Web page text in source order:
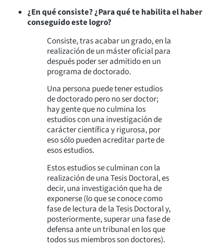
¿En qué consiste? ¿Para qué te habilita el haber
conseguido este logro?
Consiste, tras acabar un grado, en la
realización de un máster oficial para
después poder ser admitido en un
programa de doctorado.
Una persona puede tener estudios
de doctorado pero no ser doctor;
hay gente que no culmina los
estudios con una investigación de
carácter científica y rigurosa, por
eso sólo pueden acreditar parte de
esos estudios.
Estos estudios se culminan con la
realización de una Tesis Doctoral, es
decir, una investigación que ha de
exponerse (lo que se conoce como
fase de lectura de la Tesis Doctoral y,
posteriormente, superar una fase de
defensa ante un tribunal en los que
todos sus miembros son doctores).